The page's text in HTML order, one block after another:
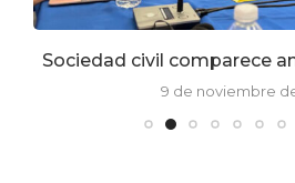
Sociedad civil comparece
9 de noviembre